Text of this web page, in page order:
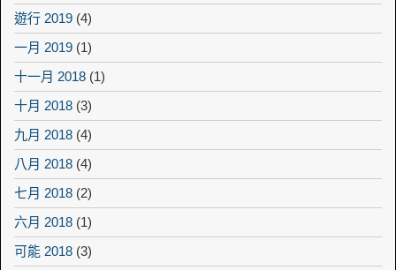
遊行 2019 (4)
一月 2019 (1)
十一月 2018 (1)
十月 2018 (3)
九月 2018 (4)
八月 2018 (4)
七月 2018 (2)
六月 2018 (1)
可能 2018 (3)